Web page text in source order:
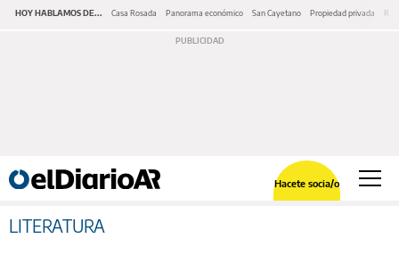
HOY HABLAMOS DE... Casa Rosada Panorama económico San Cayetano Propiedad privada
Hacete socia/o
LITERATURA